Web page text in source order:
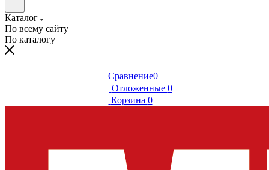
Каталог
По всему сайту
По каталогу
Сравнение0
Отложенные 0
Корзина 0